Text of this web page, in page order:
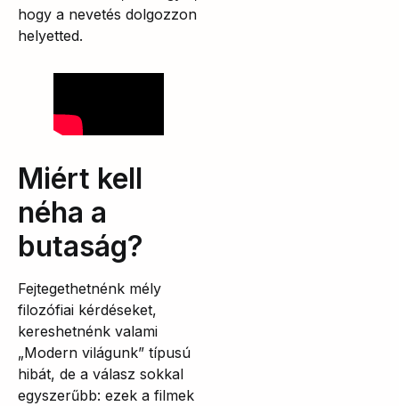
hogy a nevetés dolgozzon
helyetted.
Miért kell
néha a
butaság?
Fejtegethetnénk mély
filozófiai kérdéseket,
kereshetnénk valami
„Modern világunk” típusú
hibát, de a válasz sokkal
egyszerűbb: ezek a filmek